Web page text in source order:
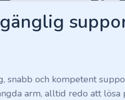
snabb och kompetent
arm, alltid redo att